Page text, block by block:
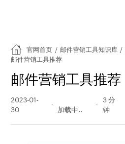
官网首页 / 邮件营销工具知识库 /
邮件营销工具推荐
邮件营销工具推荐
2023-01-
30
量
3 分
钟